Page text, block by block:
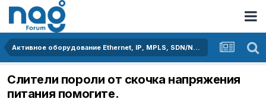
Активное оборудование Ethernet, IP, MPLS, SDN/NFV...
Слители пороли от скочка напряжения
питания помогите.